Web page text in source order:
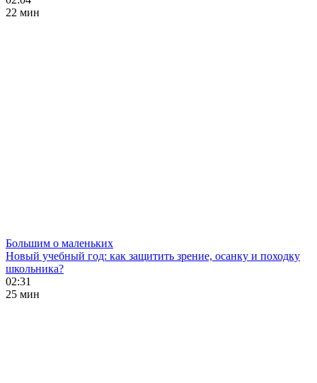
22 мин
Большим о маленьких
Новый учебный год: как защитить зрение, осанку и походку
школьника?
02:31
25 мин